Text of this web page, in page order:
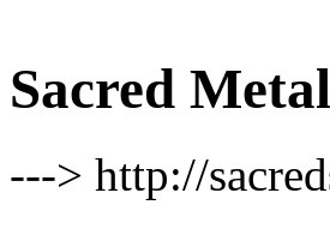
Sacred
---> http://